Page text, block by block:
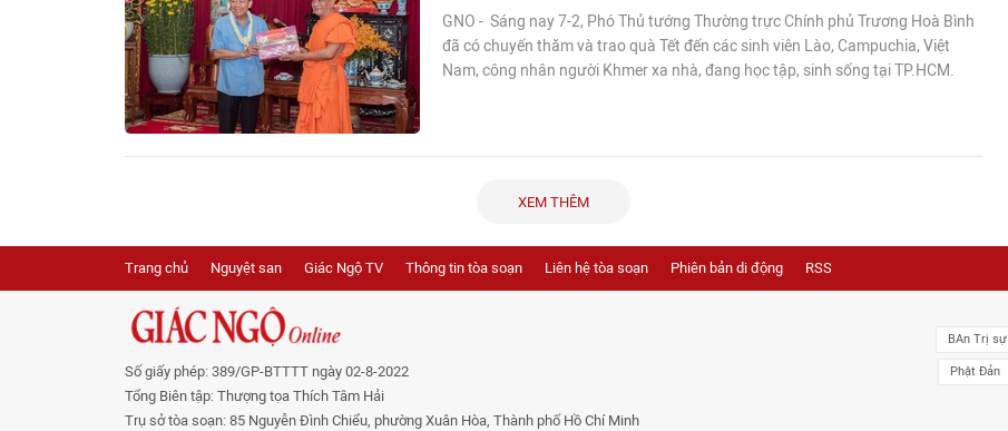
GNO - Sáng nay 7-2, Phó Thủ tướng Thường trực Chính phủ Trương Hoà Bình
đã có chuyến thăm và trao quà Tết đến các sinh viên Lào, Campuchia, Việt
Nam, công nhân người Khmer xa nhà, đang học tập, sinh sống tại TP.HCM.
XEM THÊM
Trang chủ Nguyệt san Giác Ngộ TV Thông tin tòa soạn Liên hệ tòa soạn Phiên bản di động RSS
Số giấy phép: 389/GP-BTTTT ngày 02-8-2022
Tổng Biên tập: Thượng tọa Thích Tâm Hải
Trụ sở tòa soạn: 85 Nguyễn Đình Chiểu, phường Xuân Hòa, Thành phố Hồ Chí Minh
BAn Trị sự
Phật Đản